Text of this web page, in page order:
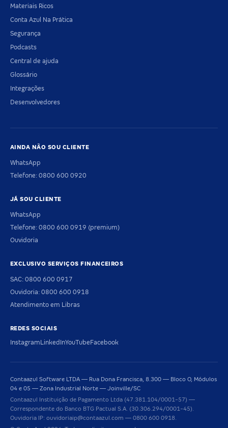
Materiais Ricos
Conta Azul Na Prática
Segurança
Podcasts
Central de ajuda
Glossário
Integrações
Desenvolvedores
AINDA NÃO SOU CLIENTE
WhatsApp
Telefone: 0800 600 0920
JÁ SOU CLIENTE
WhatsApp
Telefone: 0800 600 0919 (premium)
Ouvidoria
EXCLUSIVO SERVIÇOS FINANCEIROS
SAC: 0800 600 0917
Ouvidoria: 0800 600 0918
Atendimento em Libras
REDES SOCIAIS
InstagramLinkedInYouTubeFacebook
Contaazul Software LTDA — Rua Dona Francisca, 8.300 — Bloco O, Módulos
04 e 05 — Zona Industrial Norte — Joinville/SC
Contaazul Instituição de Pagamento Ltda (47.381.104/0001-57) —
Correspondente do Banco BTG Pactual S.A. (30.306.294/0001-45).
Ouvidoria IP: ouvidoriaip@contaazul.com — 0800 600 0918.